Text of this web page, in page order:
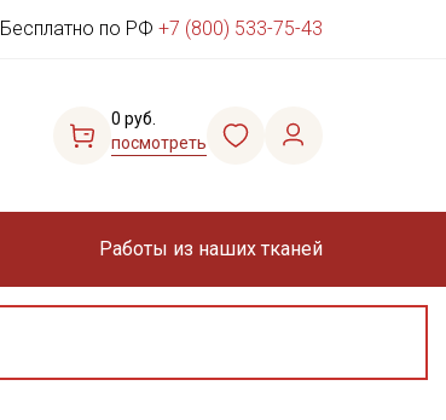
Бесплатно по РФ +7 (800) 533-75-43
0 руб.
посмотреть
Работы из наших тканей